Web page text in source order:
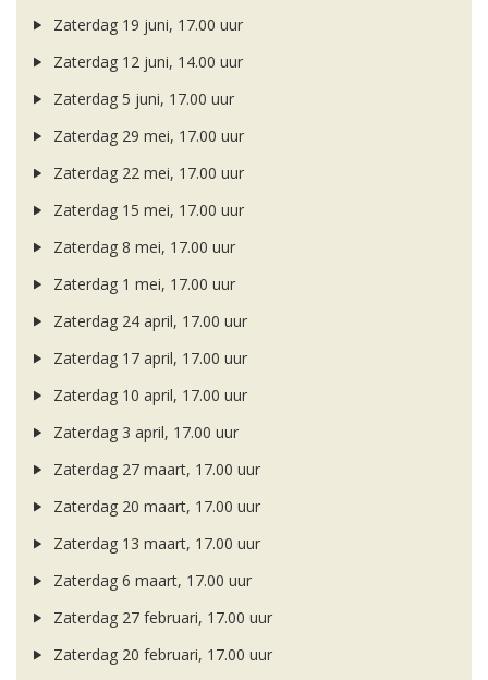
Zaterdag 19 juni, 17.00 uur
Zaterdag 12 juni, 14.00 uur
Zaterdag 5 juni, 17.00 uur
Zaterdag 29 mei, 17.00 uur
Zaterdag 22 mei, 17.00 uur
Zaterdag 15 mei, 17.00 uur
Zaterdag 8 mei, 17.00 uur
Zaterdag 1 mei, 17.00 uur
Zaterdag 24 april, 17.00 uur
Zaterdag 17 april, 17.00 uur
Zaterdag 10 april, 17.00 uur
Zaterdag 3 april, 17.00 uur
Zaterdag 27 maart, 17.00 uur
Zaterdag 20 maart, 17.00 uur
Zaterdag 13 maart, 17.00 uur
Zaterdag 6 maart, 17.00 uur
Zaterdag 27 februari, 17.00 uur
Zaterdag 20 februari, 17.00 uur